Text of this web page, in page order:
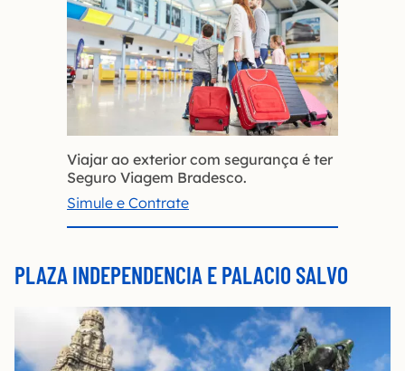
Viajar ao exterior com segurança é ter
Seguro Viagem Bradesco.
Simule e Contrate
PLAZA INDEPENDENCIA E PALACIO SALVO